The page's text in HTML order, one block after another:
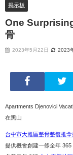
掲示板
One
骨
2023年5月22日 2023
Apartments Djenovici
在黑山
台中市大雅區整骨整復推拿
提供機會創建一條全年